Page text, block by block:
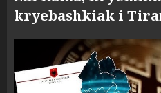
kryebashkiak i